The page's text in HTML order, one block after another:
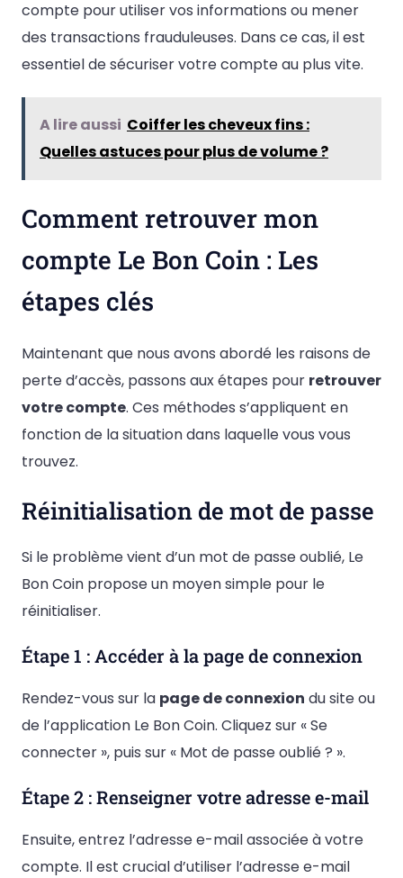
compte pour utiliser vos informations ou mener
des transactions frauduleuses. Dans ce cas, il est
essentiel de sécuriser votre compte au plus vite.
A lire aussi Coiffer les cheveux fins :
Quelles astuces pour plus de volume ?
Comment retrouver mon
compte Le Bon Coin : Les
étapes clés
Maintenant que nous avons abordé les raisons de
perte d’accès, passons aux étapes pour retrouver
votre compte. Ces méthodes s’appliquent en
fonction de la situation dans laquelle vous vous
trouvez.
Réinitialisation de mot de passe
Si le problème vient d’un mot de passe oublié, Le
Bon Coin propose un moyen simple pour le
réinitialiser.
Étape 1 : Accéder à la page de connexion
Rendez-vous sur la page de connexion du site ou
de l’application Le Bon Coin. Cliquez sur « Se
connecter », puis sur « Mot de passe oublié ? ».
Étape 2 : Renseigner votre adresse e-mail
Ensuite, entrez l’adresse e-mail associée à votre
compte. Il est crucial d’utiliser l’adresse e-mail